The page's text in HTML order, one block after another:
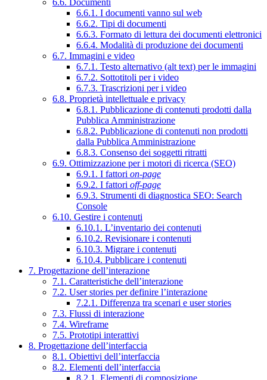
6.6.1. I documenti vanno sul web
6.6.2. Tipi di documenti
6.6.3. Formato di lettura dei documenti elettronici
6.6.4. Modalità di produzione dei documenti
6.7. Immagini e video
6.7.1. Testo alternativo (alt text) per le immagini
6.7.2. Sottotitoli per i video
6.7.3. Trascrizioni per i video
6.8. Proprietà intellettuale e privacy
6.8.1. Pubblicazione di contenuti prodotti dalla
Pubblica Amministrazione
6.8.2. Pubblicazione di contenuti non prodotti
dalla Pubblica Amministrazione
6.8.3. Consenso dei soggetti ritratti
6.9. Ottimizzazione per i motori di ricerca (SEO)
6.9.1. I fattori on-page
6.9.2. I fattori off-page
6.9.3. Strumenti di diagnostica SEO: Search
Console
6.10. Gestire i contenuti
6.10.1. L’inventario dei contenuti
6.10.2. Revisionare i contenuti
6.10.3. Migrare i contenuti
6.10.4. Pubblicare i contenuti
7. Progettazione dell’interazione
7.1. Caratteristiche dell’interazione
7.2. User stories per definire l’interazione
7.2.1. Differenza tra scenari e user stories
7.3. Flussi di interazione
7.4. Wireframe
7.5. Prototipi interattivi
8. Progettazione dell’interfaccia
8.1. Obiettivi dell’interfaccia
8.2. Elementi dell’interfaccia
8.2.1. Elementi di composizione